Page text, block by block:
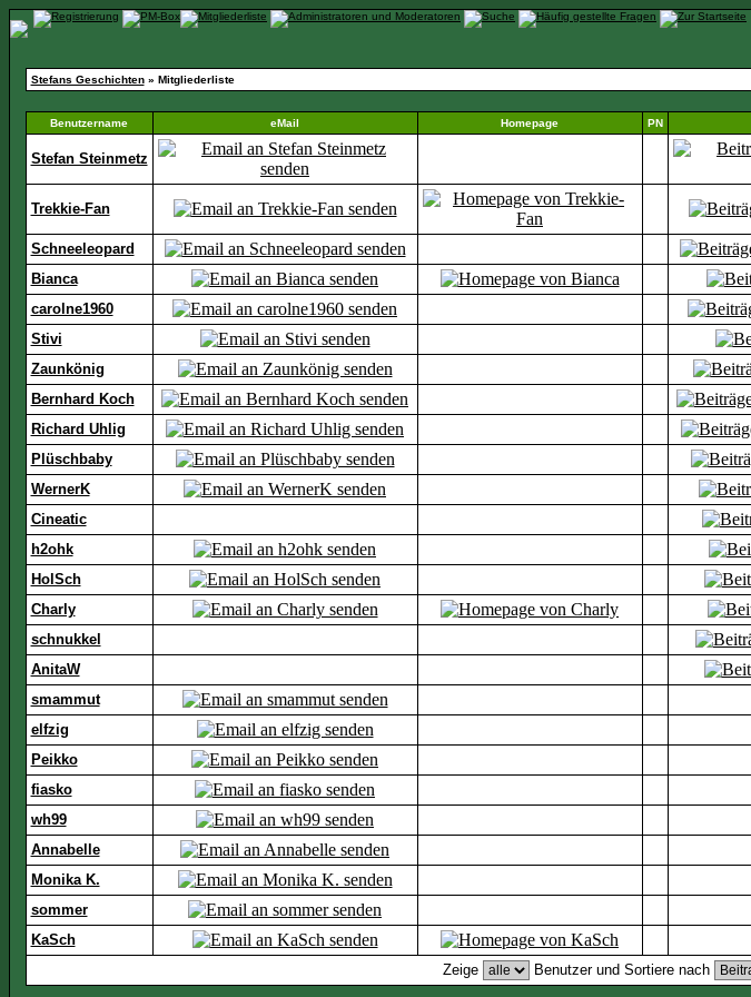
Stefans Geschichten» Mitgliederliste
Benutzername eMail Homepage PN
Stefan Steinmetz
Trekkie-Fan
Schneeleopard
Bianca
carolne1960
Stivi
Zaunkönig
Bernhard Koch
Richard Uhlig
Plüschbaby
WernerK
Cineatic
h2ohk
HolSch
Charly
schnukkel
AnitaW
smammut
elfzig
Peikko
fiasko
wh99
Annabelle
Monika K.
sommer
KaSch
Zeige
Benutzer und Sortiere nach